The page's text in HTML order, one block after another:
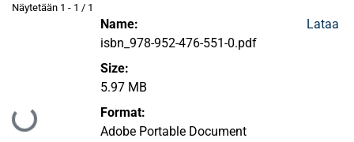
Näytetään 1 - 1 / 1
Ladataan...
Name:
isbn_978-952-476-551-0.pdf
Size:
5.97 MB
Format:
Adobe Portable Document
Lataa